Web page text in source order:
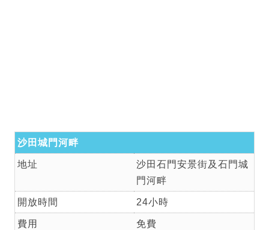
沙田城門河畔
地址
沙田石門安景街及石門城
門河畔
開放時間 24小時
費用 免費